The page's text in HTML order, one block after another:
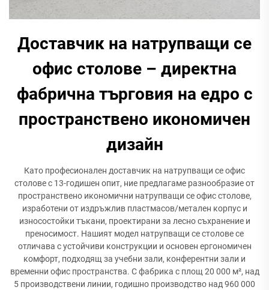
Доставчик на натрупващи се
офис столове – директна
фабрична търговия на едро с
пространствено икономичен
дизайн
Като професионален доставчик на натрупващи се офис
столове с 13-годишен опит, ние предлагаме разнообразие от
пространствено икономични натрупващи се офис столове,
изработени от издръжлив пластмасов/метален корпус и
износостойки тъкани, проектирани за лесно съхранение и
преносимост. Нашият модел натрупващи се столове се
отличава с устойчиви конструкции и основен ергономичен
комфорт, подходящ за учебни зали, конферентни зали и
временни офис пространства. С фабрика с площ 20 000 м², над
5 производствени линии, годишно производство над 960 000